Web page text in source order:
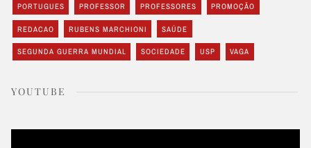
PORTUGUES PROFESSOR PROFESSORES PROMOÇÃO
REDACAO RUBENS MARCHIONI SAÚDE
SEGUNDA GUERRA MUNDIAL SOCIEDADE USP VAGA
YOUTUBE